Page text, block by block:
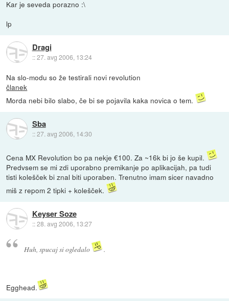
Kar je seveda porazno :\
lp
Dragi
::27. avg 2006, 13:24
Na slo-modu so že testirali novi revolution
članek
Morda nebi bilo slabo, če bi se pojavila kaka novica o tem.
Sba
::27. avg 2006, 14:30
Cena MX Revolution bo pa nekje €100. Za ~16k bi jo še kupil.
Predvsem se mi zdi uporabno premikanje po aplikacijah, pa tudi
tisti kolešček bi znal biti uporaben. Trenutno imam sicer navadno
miš z repom 2 tipki + kolešček.
Keyser Soze
::28. avg 2006, 13:27
Huh, spucaj si ogledalo .
Egghead.